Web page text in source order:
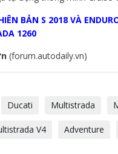
BẢN S 2018 VÀ
1260
(forum.autodaily.vn)
Ducati Multistrada
V4 Adventure